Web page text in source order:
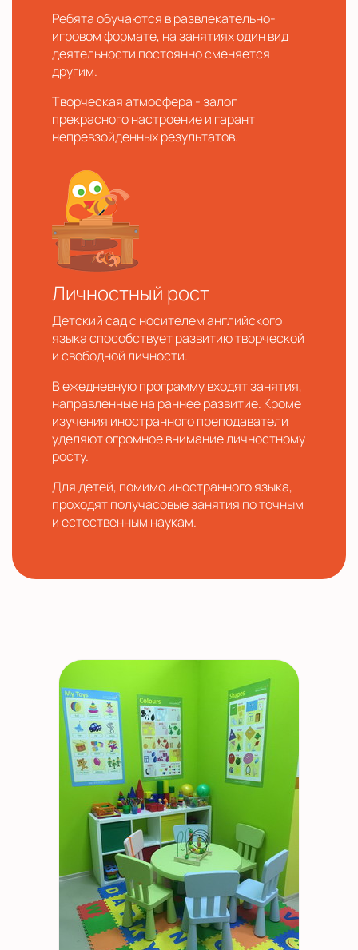
Ребята обучаются в развлекательно-
игровом формате, на занятиях один вид
деятельности постоянно сменяется
другим.
Творческая атмосфера - залог
прекрасного настроение и гарант
непревзойденных результатов.
Личностный рост
Детский сад с носителем английского
языка способствует развитию творческой
и свободной личности.
В ежедневную программу входят занятия,
направленные на раннее развитие. Кроме
изучения иностранного преподаватели
уделяют огромное внимание личностному
росту.
Для детей, помимо иностранного языка,
проходят получасовые занятия по точным
и естественным наукам.